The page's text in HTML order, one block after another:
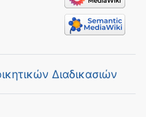
Διαδικασιών